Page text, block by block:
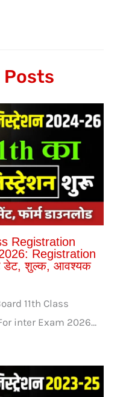
Posts
Registration
Registration
डेट, शुल्क, आवश्यक
11th Class
inter Exam 2026…